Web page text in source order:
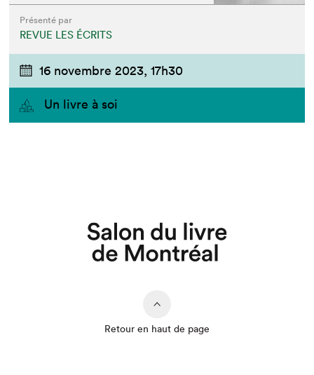
Que cherchez-vous?
Présenté par
REVUE LES ÉCRITS
16 novembre 2023, 17h30
Un livre à soi
Retour en haut de page